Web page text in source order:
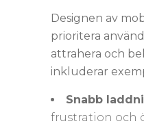
Designen av
prioritera
attrahera och
inkluderar
Snabb
frustration och